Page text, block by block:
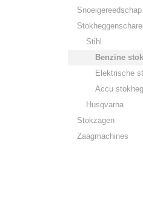
Snoeigereedschap
Stihl
Benzine
Elektrische
Accu
Husqvarna
Stokzagen
Zaagmachines